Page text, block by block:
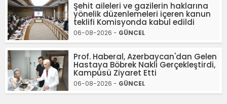
Şehit aileleri ve gazilerin haklarına
yönelik düzenlemeleri içeren kanun
teklifi Komisyonda kabul edildi
06-08-2026 - GÜNCEL
Prof. Haberal, Azerbaycan'dan Gelen
Hastaya Böbrek Nakli Gerçekleştirdi,
Kampüsü Ziyaret Etti
06-08-2026 - GÜNCEL